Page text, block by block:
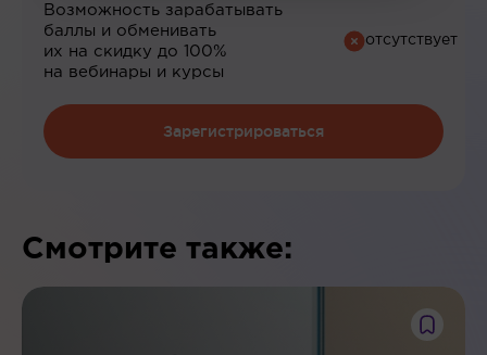
Возможность зарабатывать
баллы и обменивать
их на скидку до 100%
на вебинары и курсы
Зарегистрироваться
Смотрите также: